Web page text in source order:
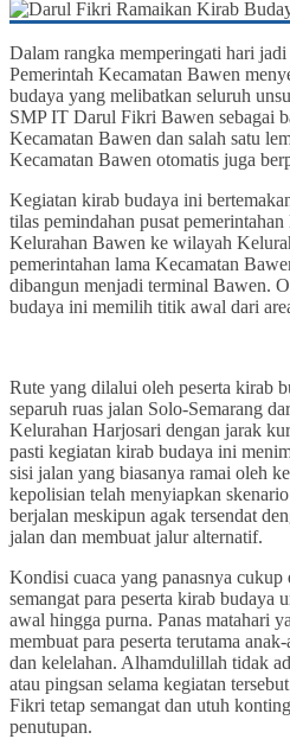
Dalam rangka memperingati hari
Pemerintah Kecamatan Bawen
budaya yang melibatkan seluruh
SMP IT Darul Fikri Bawen sebagai
Kecamatan Bawen dan salah satu
Kecamatan Bawen otomatis juga
Kegiatan kirab budaya ini
tilas pemindahan pusat
Kelurahan Bawen ke wilayah
pemerintahan lama Kecamatan
dibangun menjadi terminal Bawen.
budaya ini memilih titik awal dari
Rute yang dilalui oleh peserta kirab
separuh ruas jalan Solo-Semarang
Kelurahan Harjosari dengan jarak
pasti kegiatan kirab budaya ini
sisi jalan yang biasanya ramai oleh
kepolisian telah menyiapkan
berjalan meskipun agak tersendat
jalan dan membuat jalur alternatif.
Kondisi cuaca yang panasnya
semangat para peserta kirab budaya
awal hingga purna. Panas matahari
membuat para peserta terutama
dan kelelahan. Alhamdulillah tidak
atau pingsan selama kegiatan
Fikri tetap semangat dan utuh
penutupan.